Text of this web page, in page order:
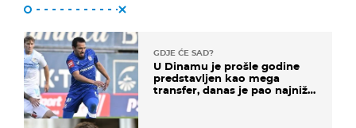
GDJE ĆE SAD?
U Dinamu je prošle godine
predstavljen kao mega
transfer, danas je pao najniže